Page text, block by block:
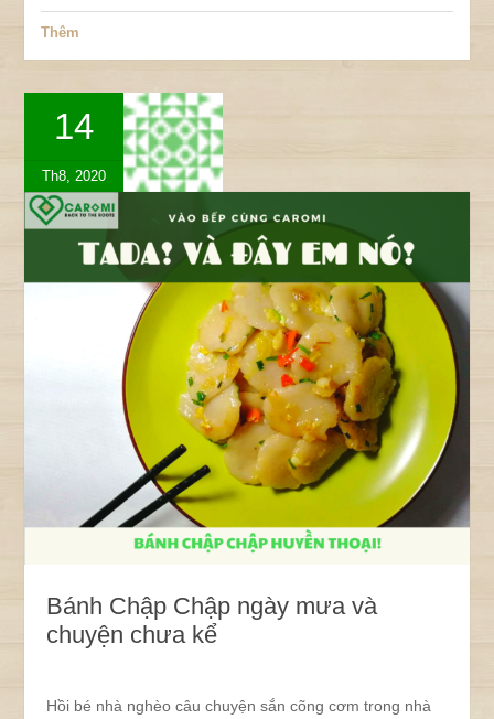
Thêm
14
Th8, 2020
Bánh Chập Chập ngày mưa và
chuyện chưa kể
Hồi bé nhà nghèo câu chuyện sắn cõng cơm trong nhà